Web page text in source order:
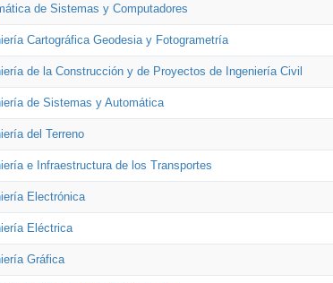
de Sistemas y Computadores
Cartográfica Geodesia y Fotogrametría
de la Construcción y de Proyectos de Ingeniería Civil
de Sistemas y Automática
del Terreno
e Infraestructura de los Transportes
Electrónica
Eléctrica
Gráfica